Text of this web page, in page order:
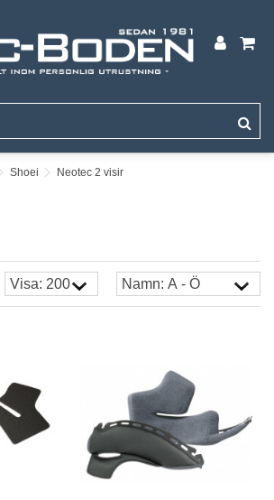
Shoei Neotec 2 visir